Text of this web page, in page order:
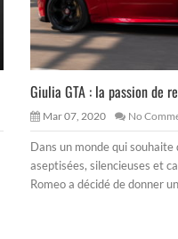
Giulia GTA : la passion de
Mar 07, 2020 No
Dans un monde qui
aseptisées, silencieuses et
Romeo a décidé de donner un